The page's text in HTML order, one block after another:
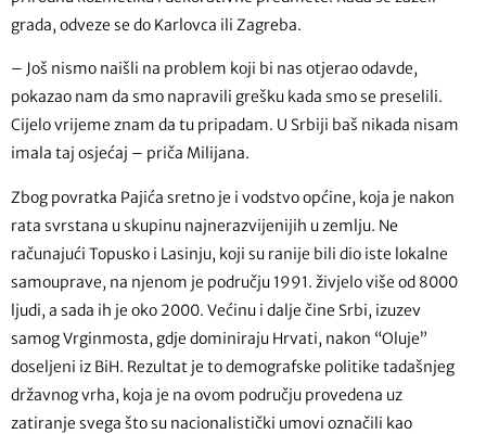
grada, odveze se do Karlovca ili Zagreba.
– Još nismo naišli na problem koji bi nas otjerao odavde,
pokazao nam da smo napravili grešku kada smo se preselili.
Cijelo vrijeme znam da tu pripadam. U Srbiji baš nikada nisam
imala taj osjećaj – priča Milijana.
Zbog povratka Pajića sretno je i vodstvo općine, koja je nakon
rata svrstana u skupinu najnerazvijenijih u zemlju. Ne
računajući Topusko i Lasinju, koji su ranije bili dio iste lokalne
samouprave, na njenom je području 1991. živjelo više od 8000
ljudi, a sada ih je oko 2000. Većinu i dalje čine Srbi, izuzev
samog Vrginmosta, gdje dominiraju Hrvati, nakon “Oluje”
doseljeni iz BiH. Rezultat je to demografske politike tadašnjeg
državnog vrha, koja je na ovom području provedena uz
zatiranje svega što su nacionalistički umovi označili kao